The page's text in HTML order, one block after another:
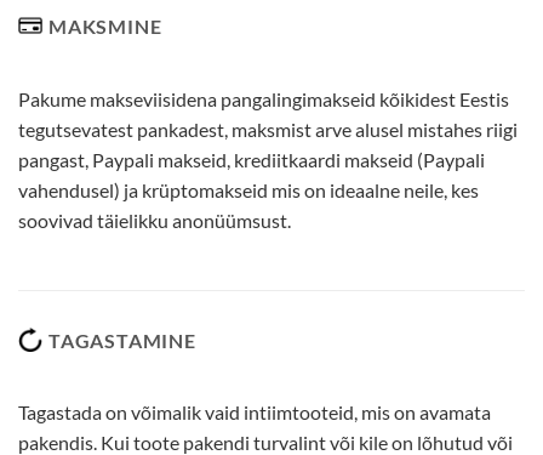
MAKSMINE
Pakume makseviisidena pangalingimakseid kõikidest Eestis
tegutsevatest pankadest, maksmist arve alusel mistahes riigi
pangast, Paypali makseid, krediitkaardi makseid (Paypali
vahendusel) ja krüptomakseid mis on ideaalne neile, kes
soovivad täielikku anonüümsust.
TAGASTAMINE
Tagastada on võimalik vaid intiimtooteid, mis on avamata
pakendis. Kui toote pakendi turvalint või kile on lõhutud või